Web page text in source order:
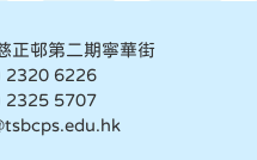
正邨第二期寧華街
2320 6226
2325 5707